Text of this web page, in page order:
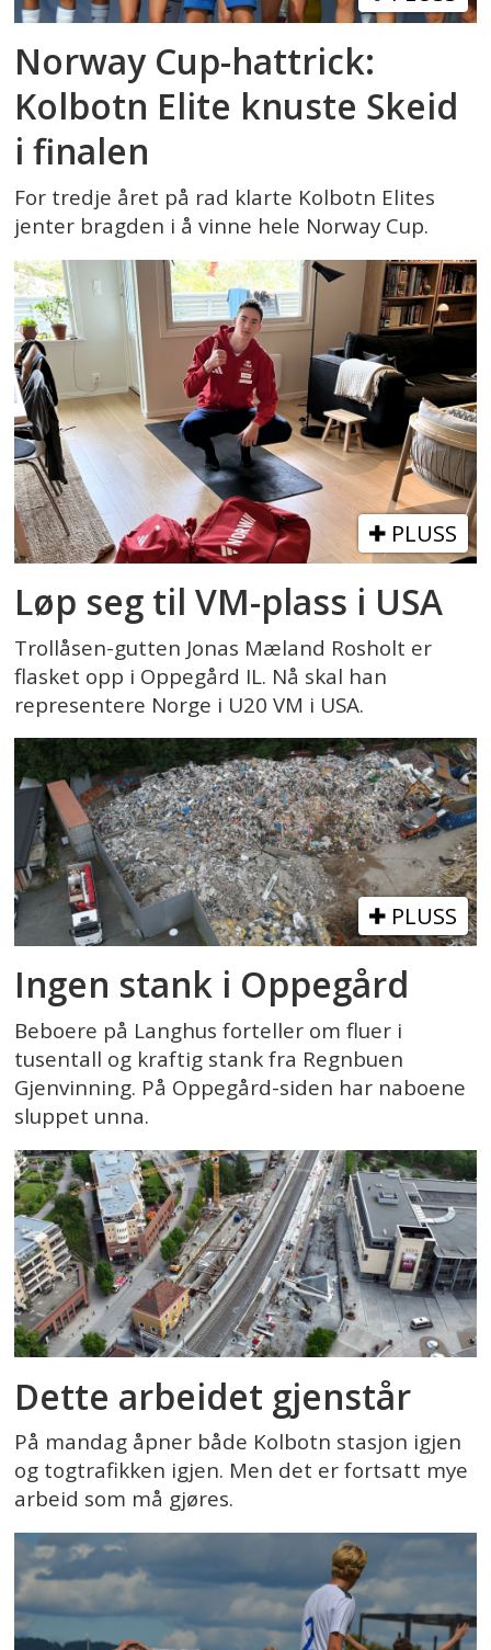
Norway Cup-hattrick:
Kolbotn Elite knuste Skeid
i finalen
For tredje året på rad klarte Kolbotn Elites
jenter bragden i å vinne hele Norway Cup.
PLUSS
Løp seg til VM-plass i USA
Trollåsen-gutten Jonas Mæland Rosholt er
flasket opp i Oppegård IL. Nå skal han
representere Norge i U20 VM i USA.
PLUSS
Ingen stank i Oppegård
Beboere på Langhus forteller om fluer i
tusentall og kraftig stank fra Regnbuen
Gjenvinning. På Oppegård-siden har naboene
sluppet unna.
Dette arbeidet gjenstår
På mandag åpner både Kolbotn stasjon igjen
og togtrafikken igjen. Men det er fortsatt mye
arbeid som må gjøres.